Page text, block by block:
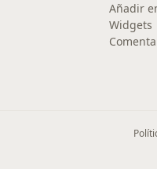
Añadir
Widgets